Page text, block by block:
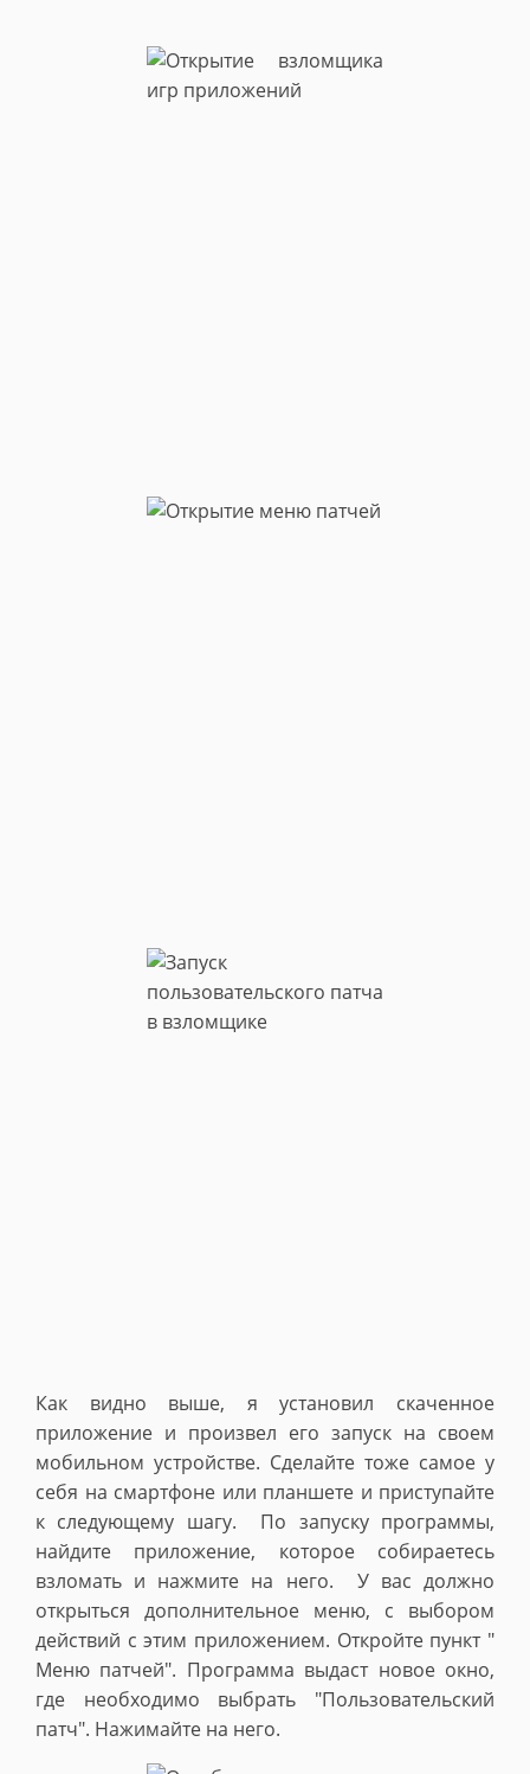
Как видно выше, я установил скаченное
приложение и произвел его запуск на своем
мобильном устройстве. Сделайте тоже самое у
себя на смартфоне или планшете и приступайте
к следующему шагу. По запуску программы,
найдите приложение, которое собираетесь
взломать и нажмите на него. У вас должно
открыться дополнительное меню, с выбором
действий с этим приложением. Откройте пункт "
Меню патчей". Программа выдаст новое окно,
где необходимо выбрать "Пользовательский
патч". Нажимайте на него.